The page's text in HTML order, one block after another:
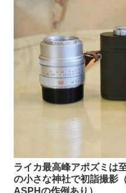
ライカ最高峰アポズミは
の小さな神社で初詣撮影